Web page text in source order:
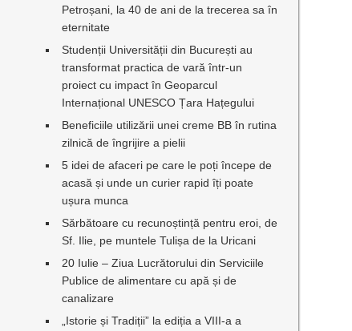
Petroșani, la 40 de ani de la trecerea sa în
eternitate
Studenții Universității din București au
transformat practica de vară într-un
proiect cu impact în Geoparcul
Internațional UNESCO Țara Hațegului
Beneficiile utilizării unei creme BB în rutina
zilnică de îngrijire a pielii
5 idei de afaceri pe care le poți începe de
acasă și unde un curier rapid îți poate
ușura munca
Sărbătoare cu recunoștință pentru eroi, de
Sf. Ilie, pe muntele Tulișa de la Uricani
20 Iulie – Ziua Lucrătorului din Serviciile
Publice de alimentare cu apă și de
canalizare
„Istorie și Tradiții” la ediția a VIII-a a